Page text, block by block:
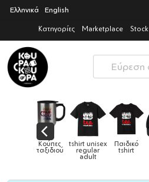
Ελληνικά English
Κατηγορίες Marketplace
Κούπες
ταξιδιού
tshirt unisex
regular
adult
Παιδικό
tshirt